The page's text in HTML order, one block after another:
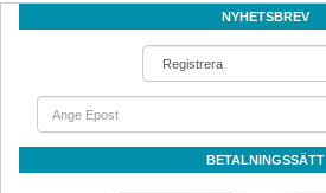
NYHETSBREV
BETALNINGSSÄTT